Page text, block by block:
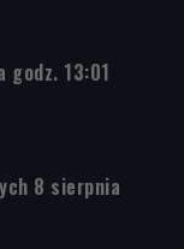
godz. 13:01
8 sierpnia